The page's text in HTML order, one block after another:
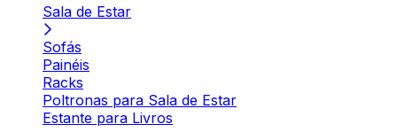
Sala de Estar
Sofás
Painéis
Racks
Poltronas para Sala de Estar
Estante para Livros